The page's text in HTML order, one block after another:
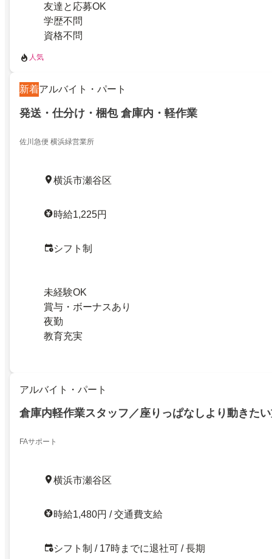
友達と応募OK
学歴不問
資格不問
人気
新着アルバイト・パート
発送・仕分け・梱包 倉庫内・軽作業
佐川急便 横浜緑営業所
横浜市瀬谷区
時給1,225円
シフト制
未経験OK
賞与・ボーナスあり
夜勤
教育充実
アルバイト・パート
倉庫内軽作業スタッフ／座りっぱなしより動きた
FAサポート
横浜市瀬谷区
時給1,480円 / 交通費支給
シフト制 / 17時までに退社可 / 長期